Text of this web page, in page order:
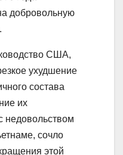
добровольную
США,
ухудшение
состава
их
недовольством
сочло
этой